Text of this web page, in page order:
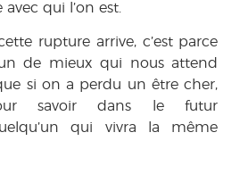
qui l’on est.
rupture arrive, c’est parce
de mieux qui nous attend
si on a perdu un être cher,
savoir dans le futur
qui vivra la même